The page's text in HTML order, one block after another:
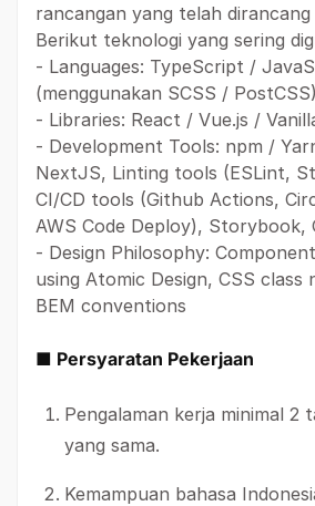
rancangan yang telah
Berikut teknologi yang sering
- Languages: TypeScript /
(menggunakan SCSS / PostCSS)
- Libraries: React / Vue.js /
- Development Tools: npm /
NextJS, Linting tools (ESLint,
CI/CD tools (Github Actions,
AWS Code Deploy), Storybook,
- Design Philosophy:
using Atomic Design, CSS class
BEM conventions
■ Persyaratan Pekerjaan
Pengalaman kerja minimal 2
yang sama.
Kemampuan bahasa